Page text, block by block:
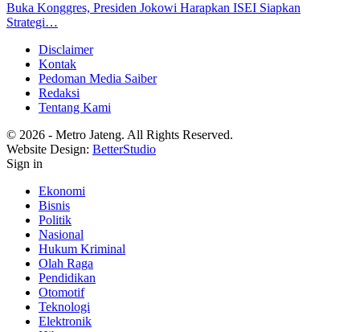
Buka Konggres, Presiden Jokowi Harapkan ISEI Siapkan
Strategi…
Disclaimer
Kontak
Pedoman Media Saiber
Redaksi
Tentang Kami
© 2026 - Metro Jateng. All Rights Reserved.
Website Design: BetterStudio
Sign in
Ekonomi
Bisnis
Politik
Nasional
Hukum Kriminal
Olah Raga
Pendidikan
Otomotif
Teknologi
Elektronik